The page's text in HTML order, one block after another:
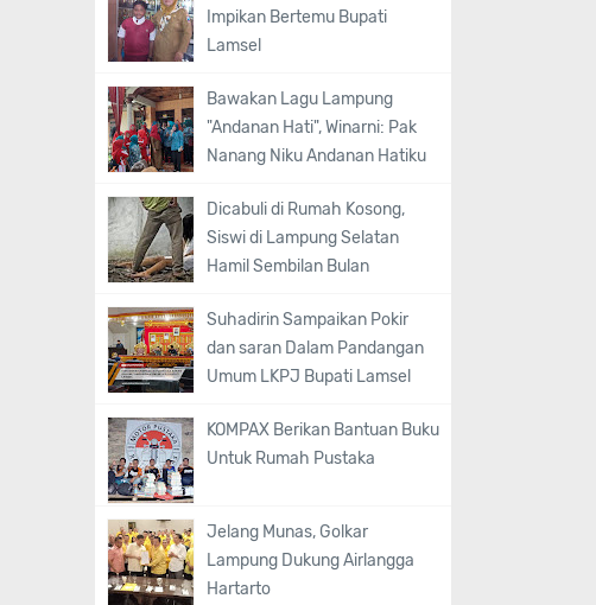
Impikan Bertemu Bupati
Lamsel
Bawakan Lagu Lampung
"Andanan Hati", Winarni: Pak
Nanang Niku Andanan Hatiku
Dicabuli di Rumah Kosong,
Siswi di Lampung Selatan
Hamil Sembilan Bulan
Suhadirin Sampaikan Pokir
dan saran Dalam Pandangan
Umum LKPJ Bupati Lamsel
KOMPAX Berikan Bantuan Buku
Untuk Rumah Pustaka
Jelang Munas, Golkar
Lampung Dukung Airlangga
Hartarto